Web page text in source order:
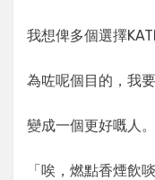
我想俾多個選擇
為咗呢個目的，我要
變成一個更好嘅人。
「唉，燃點香煙飲